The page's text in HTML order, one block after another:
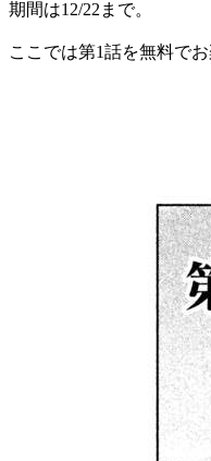
期間は12/22まで。
ここでは第1話を無料で